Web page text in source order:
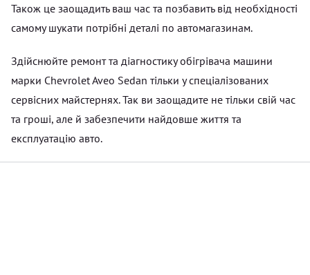
Також це заощадить ваш час та позбавить від необхідності
самому шукати потрібні деталі по автомагазинам.
Здійснюйте ремонт та діагностику обігрівача машини
марки Chevrolet Aveo Sedan тільки у спеціалізованих
сервісних майстернях. Так ви заощадите не тільки свій час
та гроші, але й забезпечити найдовше життя та
експлуатацію авто.